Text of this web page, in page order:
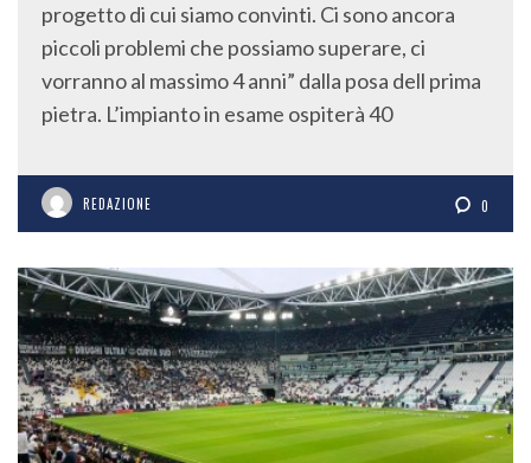
progetto di cui siamo convinti. Ci sono ancora
piccoli problemi che possiamo superare, ci
vorranno al massimo 4 anni” dalla posa dell prima
pietra. L’impianto in esame ospiterà 40
REDAZIONE 0